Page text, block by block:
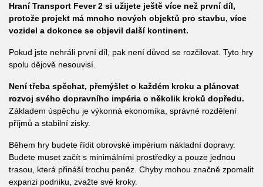
Hraní Transport Fever 2 si užijete ještě více než první díl,
protože projekt má mnoho nových objektů pro stavbu, více
vozidel a dokonce se objevil další kontinent.
Pokud jste nehráli první díl, pak není důvod se rozčilovat. Tyto hry
spolu dějově nesouvisí.
Není třeba spěchat, přemýšlet o každém kroku a plánovat
rozvoj svého dopravního impéria o několik kroků dopředu.
Základem úspěchu je výkonná ekonomika, správné rozdělení
příjmů a stabilní zisky.
Během hry budete řídit obrovské impérium nákladní dopravy.
Budete muset začít s minimálními prostředky a pouze jednou
trasou, která přináší trochu peněz. Chyby mohou značně zpomalit
expanzi podniku, zvažte své kroky.